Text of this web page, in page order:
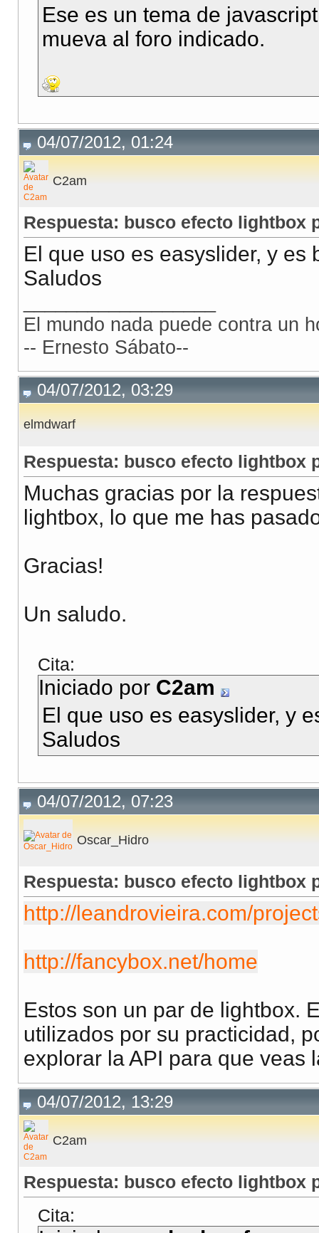
Ese es un tema de
mueva al foro indicado.
04/07/2012, 01:24
C2am
Respuesta: busco efecto lightbox
El que uso es easyslider, y es
Saludos
El mundo nada puede contra un
-- Ernesto Sábato--
04/07/2012, 03:29
elmdwarf
Respuesta: busco efecto lightbox
Muchas gracias por la
lightbox, lo que me has
Gracias!
Un saludo.
Cita:
Iniciado por C2am
El que uso es easyslider, y
Saludos
04/07/2012, 07:23
Oscar_Hidro
Respuesta: busco efecto lightbox
http://leandrovieira.com/
http://fancybox.net/home
Estos son un par de lightbox.
utilizados por su practicidad,
explorar la API para que
04/07/2012, 13:29
C2am
Respuesta: busco efecto lightbox
Cita: